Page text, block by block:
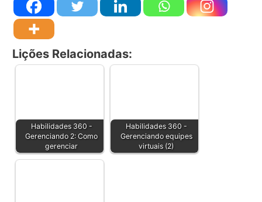
Lições Relacionadas:
Habilidades 360 -
Gerenciando 2: Como
gerenciar
Habilidades 360 -
Gerenciando equipes
virtuais (2)